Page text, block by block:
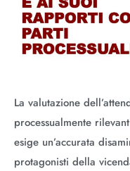
La valutazione
processualmente
esige un’accurata
protagonisti della